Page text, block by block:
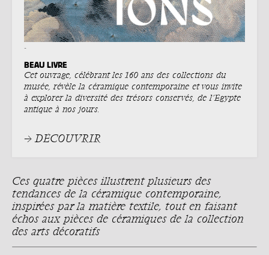
-
BEAU LIVRE
Cet ouvrage, célébrant les 160 ans des collections du
musée, révèle la céramique contemporaine et vous invite
à explorer la diversité des trésors conservés, de l’Égypte
antique à nos jours.
→ DÉCOUVRIR
Ces quatre pièces illustrent plusieurs des
tendances de la céramique contemporaine,
inspirées par la matière textile, tout en faisant
échos aux pièces de céramiques de la collection
des arts décoratifs